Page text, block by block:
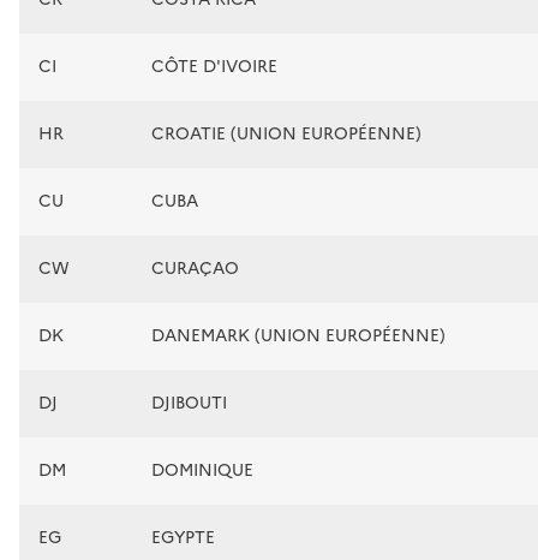
CI CÔTE D'IVOIRE
HR CROATIE (UNION EUROPÉENNE)
CU CUBA
CW CURAÇAO
DK DANEMARK (UNION EUROPÉENNE)
DJ DJIBOUTI
DM DOMINIQUE
EG EGYPTE